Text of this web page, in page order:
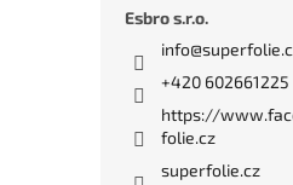
Esbro s.r.o.
info@
+420 602661225
https://
folie.cz
superfolie.cz